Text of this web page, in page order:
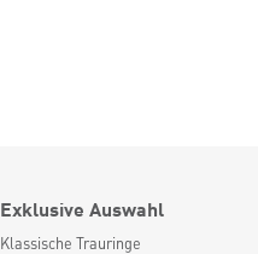
Exklusive Auswahl
Klassische Trauringe